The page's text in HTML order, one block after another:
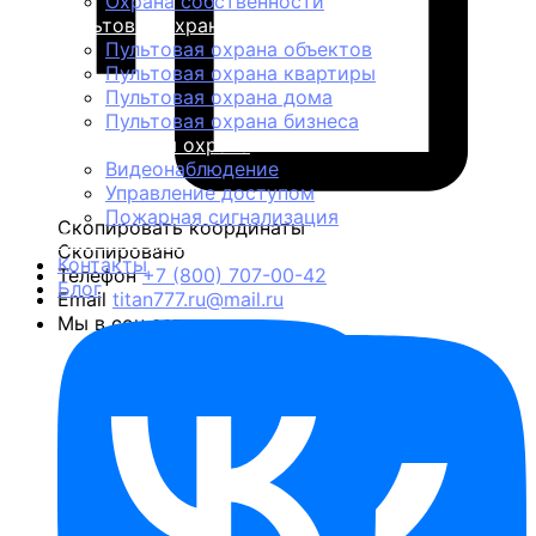
Пультовая охрана
Пультовая охрана объектов
Пультовая охрана квартиры
Пультовая охрана дома
Пультовая охрана бизнеса
Техническая охрана
Видеонаблюдение
Управление доступом
Пожарная сигнализация
Личная охрана
Контакты
Блог
Скопировать координаты
Скопировано
Телефон +7 (800) 707-00-42
Email titan777.ru@mail.ru
Мы в соц.сетях